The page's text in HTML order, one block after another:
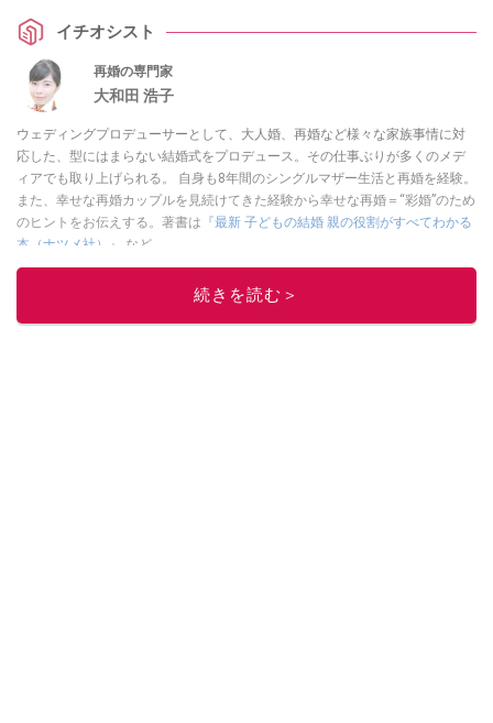
のだとか。イチオシスト
再婚の専門家
大和田 浩子
ウェディングプロデューサーとして、大人婚、再婚など様々な家族事情に対
応した、型にはまらない結婚式をプロデュース。その仕事ぶりが多くのメデ
ィアでも取り上げられる。 自身も8年間のシングルマザー生活と再婚を経験。
また、幸せな再婚カップルを見続けてきた経験から幸せな再婚＝“彩婚”のため
のヒントをお伝えする。著書は 『最新 子どもの結婚 親の役割がすべてわかる
本（ナツメ社）』 など
続きを読む＞